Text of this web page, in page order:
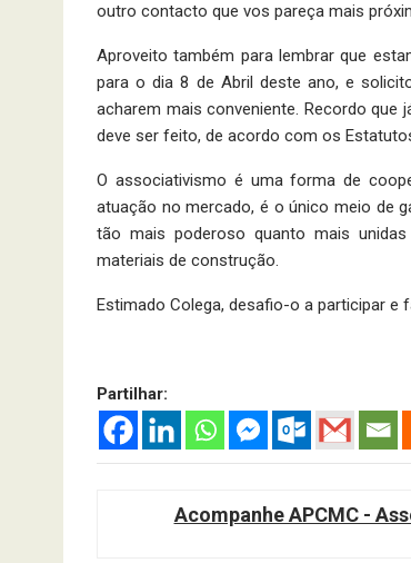
outro contacto que vos pareça mais
Aproveito também para lembrar que
para o dia 8 de Abril deste ano, e
acharem mais conveniente. Recordo que
deve ser feito, de acordo com os
O associativismo é uma forma de
atuação no mercado, é o único meio de
tão mais poderoso quanto mais
materiais de construção.
Estimado Colega, desafio-o a participar
Partilhar:
Acompanhe APCMC -